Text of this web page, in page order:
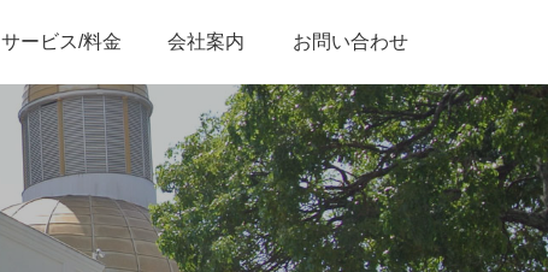
サービス/料金 会社案内 お問い合わせ